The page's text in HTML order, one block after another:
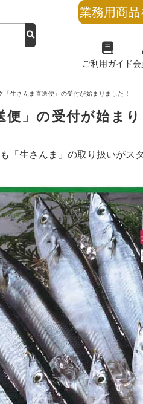
業務用商
ご利用ガイド会
「生さんま直送便」の受付が始まりました！
便」の受付が始ま
「生さんま」の取り扱いがス